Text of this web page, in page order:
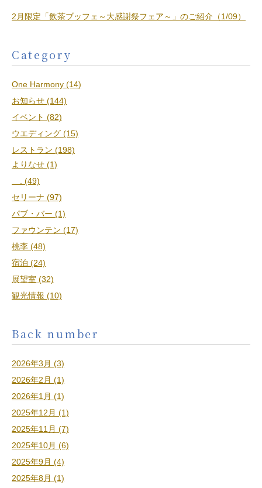
2月限定「飲茶ブッフェ～大感謝祭フェア～」のご紹介（1/09）
Category
One Harmony (14)
お知らせ (144)
イベント (82)
ウエディング (15)
レストラン (198)
よりなせ (1)
. (49)
セリーナ (97)
パブ・バー (1)
ファウンテン (17)
桃李 (48)
宿泊 (24)
展望室 (32)
観光情報 (10)
Back number
2026年3月 (3)
2026年2月 (1)
2026年1月 (1)
2025年12月 (1)
2025年11月 (7)
2025年10月 (6)
2025年9月 (4)
2025年8月 (1)